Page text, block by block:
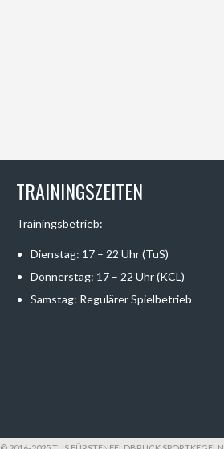
TRAININGSZEITEN
Trainingsbetrieb:
Dienstag: 17 – 22 Uhr (TuS)
Donnerstag: 17 – 22 Uhr (KCL)
Samstag: Regulärer Spielbetrieb